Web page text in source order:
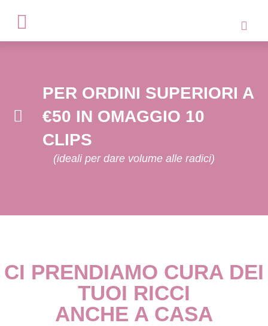
PER ORDINI SUPERIORI A
€50 IN OMAGGIO 10
CLIPS
(ideali per dare volume alle radici)
CI PRENDIAMO CURA DEI
TUOI RICCI
ANCHE A CASA